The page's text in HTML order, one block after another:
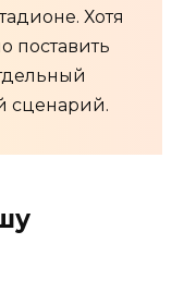
Хотя
поставить
сценарий.